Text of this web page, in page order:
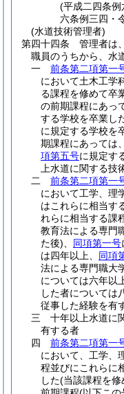
(平成二四条例
六条例三四・
(水道技術管理者)
第四十四条
管理者は、
職員のうちから、水
一
前条第二項第一
において土木工学
る課程を修めて卒
の前期課程にあっ
する学校を卒業し
に規定する学校を
期課程にあっては
項第五号に規定す
上水道に関する
二
前条第二項第一
において工学、理
はこれらに相当す
れらに相当する課
教育法による専門
た後)
同項第一号
は四年以上、 同項
法による専門職大
については六年以
した者については
従事した経験を有
三
十年以上水道に
有する者
四
前条第二項第一
において、工学、
程並びにこれらに
した(当該課程を